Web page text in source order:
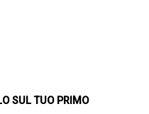
SUL TUO PRIMO